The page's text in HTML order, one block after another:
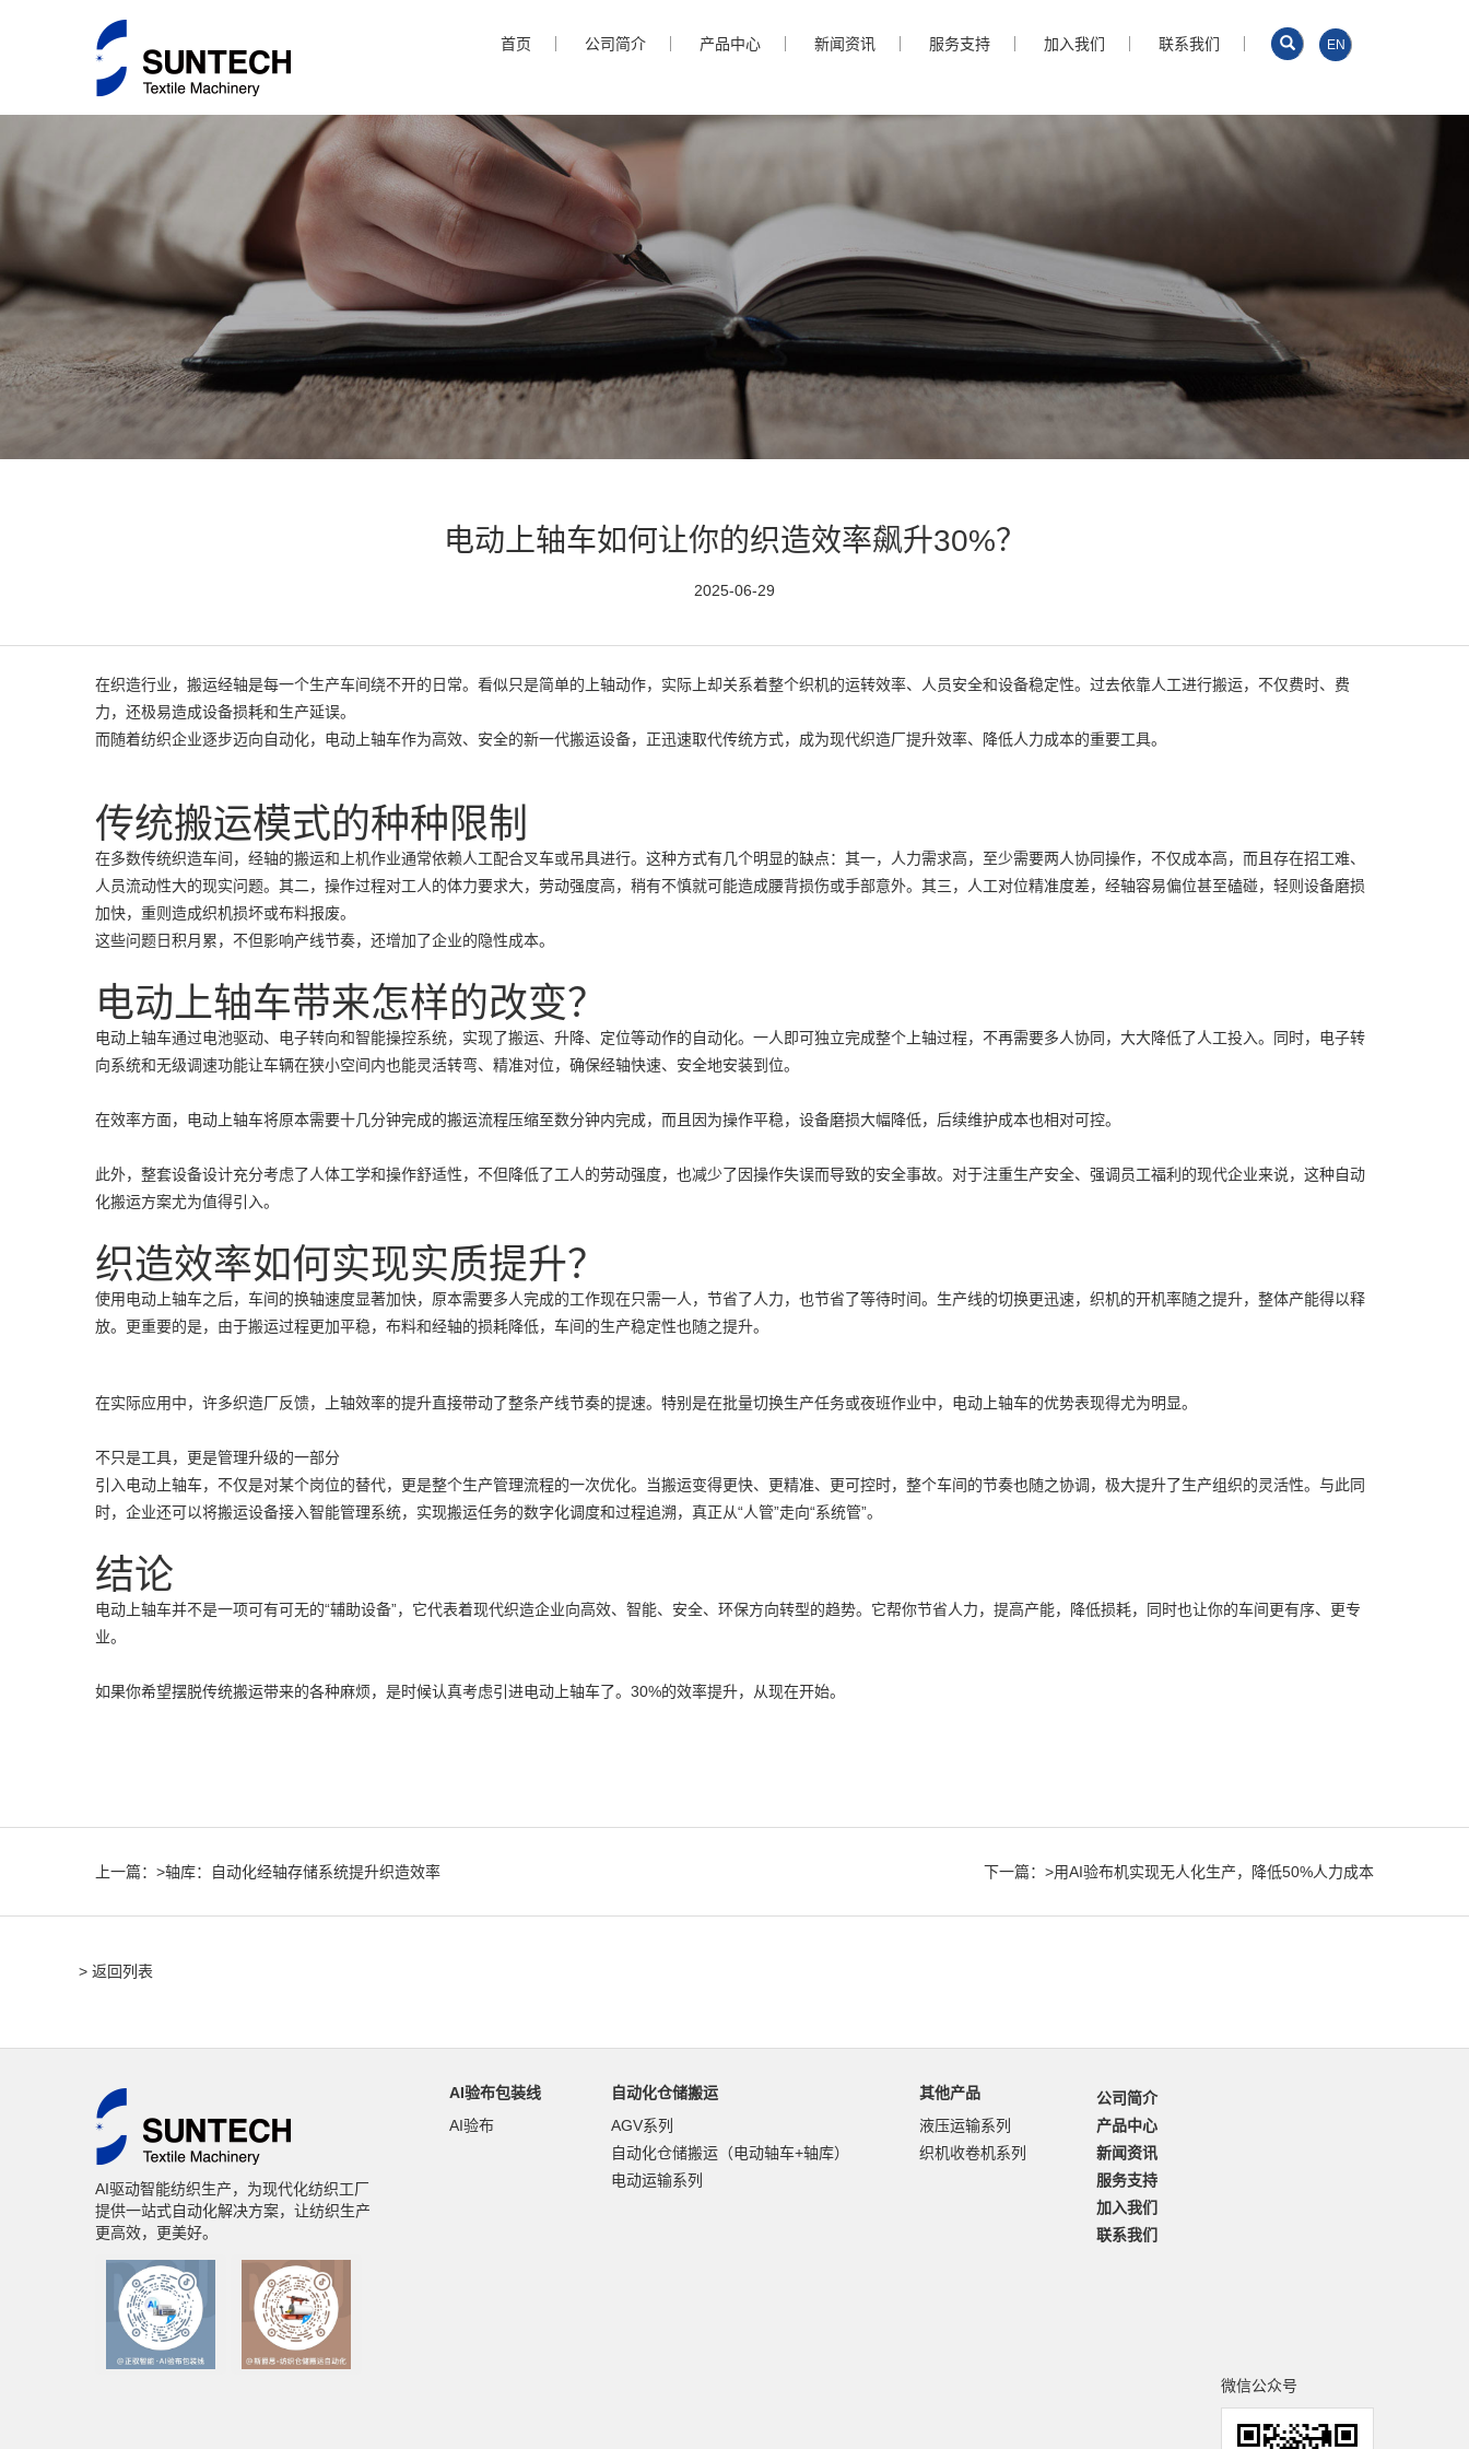
首页 公司简介 产品中心 新闻资讯 服务支持 加入我们 联系我们 EN
电动上轴车如何让你的织造效率飙升30%？
2025-06-29
在织造行业，搬运经轴是每一个生产车间绕不开的日常。看似只是简单的上轴动作，实际上却关系着整个织机的运转效率、人员安全和设备稳定性。过去依靠人工进行搬运，不仅费时、费
力，还极易造成设备损耗和生产延误。
而随着纺织企业逐步迈向自动化，电动上轴车作为高效、安全的新一代搬运设备，正迅速取代传统方式，成为现代织造厂提升效率、降低人力成本的重要工具。
传统搬运模式的种种限制
在多数传统织造车间，经轴的搬运和上机作业通常依赖人工配合叉车或吊具进行。这种方式有几个明显的缺点：其一，人力需求高，至少需要两人协同操作，不仅成本高，而且存在招工难、
人员流动性大的现实问题。其二，操作过程对工人的体力要求大，劳动强度高，稍有不慎就可能造成腰背损伤或手部意外。其三，人工对位精准度差，经轴容易偏位甚至磕碰，轻则设备磨损
加快，重则造成织机损坏或布料报废。
这些问题日积月累，不但影响产线节奏，还增加了企业的隐性成本。
电动上轴车带来怎样的改变？
电动上轴车通过电池驱动、电子转向和智能操控系统，实现了搬运、升降、定位等动作的自动化。一人即可独立完成整个上轴过程，不再需要多人协同，大大降低了人工投入。同时，电子转
向系统和无级调速功能让车辆在狭小空间内也能灵活转弯、精准对位，确保经轴快速、安全地安装到位。
在效率方面，电动上轴车将原本需要十几分钟完成的搬运流程压缩至数分钟内完成，而且因为操作平稳，设备磨损大幅降低，后续维护成本也相对可控。
此外，整套设备设计充分考虑了人体工学和操作舒适性，不但降低了工人的劳动强度，也减少了因操作失误而导致的安全事故。对于注重生产安全、强调员工福利的现代企业来说，这种自动
化搬运方案尤为值得引入。
织造效率如何实现实质提升？
使用电动上轴车之后，车间的换轴速度显著加快，原本需要多人完成的工作现在只需一人，节省了人力，也节省了等待时间。生产线的切换更迅速，织机的开机率随之提升，整体产能得以释
放。更重要的是，由于搬运过程更加平稳，布料和经轴的损耗降低，车间的生产稳定性也随之提升。
在实际应用中，许多织造厂反馈，上轴效率的提升直接带动了整条产线节奏的提速。特别是在批量切换生产任务或夜班作业中，电动上轴车的优势表现得尤为明显。
不只是工具，更是管理升级的一部分
引入电动上轴车，不仅是对某个岗位的替代，更是整个生产管理流程的一次优化。当搬运变得更快、更精准、更可控时，整个车间的节奏也随之协调，极大提升了生产组织的灵活性。与此同
时，企业还可以将搬运设备接入智能管理系统，实现搬运任务的数字化调度和过程追溯，真正从“人管”走向“系统管”。
结论
电动上轴车并不是一项可有可无的“辅助设备”，它代表着现代织造企业向高效、智能、安全、环保方向转型的趋势。它帮你节省人力，提高产能，降低损耗，同时也让你的车间更有序、更专
业。
如果你希望摆脱传统搬运带来的各种麻烦，是时候认真考虑引进电动上轴车了。30%的效率提升，从现在开始。
上一篇： >轴库：自动化经轴存储系统提升织造效率 下一篇： >用AI验布机实现无人化生产，降低50%人力成本
> 返回列表
AI驱动智能纺织生产，为现代化纺织工厂
提供一站式自动化解决方案，让纺织生产
更高效，更美好。
AI验布包装线
AI验布
自动化仓储搬运
AGV系列
自动化仓储搬运（电动轴车+轴库）
电动运输系列
其他产品
液压运输系列
织机收卷机系列
公司简介
产品中心
新闻资讯
服务支持
加入我们
联系我们
微信公众号